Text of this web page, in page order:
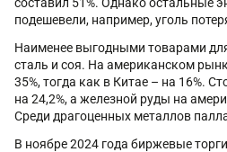
подешевели, например, уголь
Наименее выгодными товарами
сталь и соя. На американском
35%, тогда как в Китае – на 16%.
на 24,2%, а железной руды на
Среди драгоценных металлов
В ноябре 2024 года биржевые